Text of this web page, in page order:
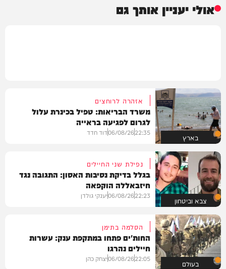
אולי יעניין אותך גם
בארץ
אזהרה לרוחצים
משרד הבריאות: טפיל בכינרת עלול
לגרום לפגיעה בראייה
22:35
06/08/26דוד חדד
צבא וביטחון
נפילת שני החיילים
בגלל בדיקת נסיבות האסון: התגובה נגד
חיזבאללה הוקפאה
22:23
06/08/26יענקי גולדן
בעולם
הסלמה בתימן
החות'ים פתחו במתקפת ענק: עשרות
חיילים נהרגו
22:05
06/08/26יצחק כהן